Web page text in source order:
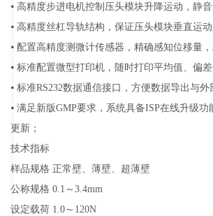
⦁ 高精度步进电机控制压头模块升降运动，静
⦁ 高精度丝杠导轨结构，保证压头模块垂直运
⦁ 配置高精度测微计传感器，精确感知位移量，
⦁ 标准配置微型打印机，随时打印平均值、偏差
⦁ 标准RS232数据通信接口，方便数据导出与外
⦁ 满足新版GMP要求，系统具备ISP在线升级
更新；
技术指标
样品规格 正常壁、薄壁、超薄壁
公称规格 0.1～3.4mm
设定载荷 1.0～120N